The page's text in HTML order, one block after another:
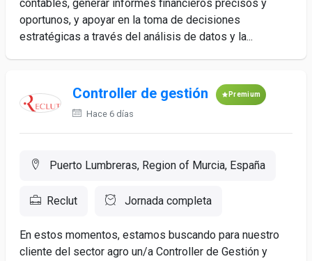
contables, generar informes financieros precisos y
oportunos, y apoyar en la toma de decisiones
estratégicas a través del análisis de datos y la...
Controller de gestión Premium
Hace 6 días
Puerto Lumbreras, Region of Murcia, España
Reclut Jornada completa
En estos momentos, estamos buscando para nuestro
cliente del sector agro un/a Controller de Gestión y